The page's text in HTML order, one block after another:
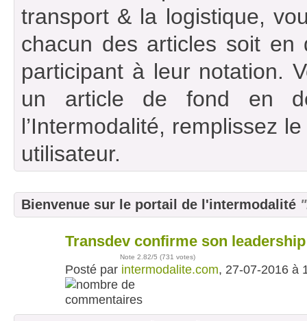
transport & la logistique,
chacun des articles soit en
participant à leur notation.
un article de fond en
l’Intermodalité, remplissez
utilisateur.
Bienvenue sur le portail de l'intermodalité
Transdev confirme son leadership
Note 2.82/5 (731 votes)
Posté par intermodalite.com, 27-07-2016 à